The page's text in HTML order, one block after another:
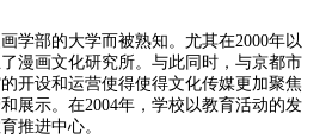
学部的大学而被熟知。尤其在2000年以
漫画文化研究所。与此同时，与京都市
开设和运营使得使得文化传媒更加聚焦
展示。在2004年，学校以教育活动的发
推进中心。